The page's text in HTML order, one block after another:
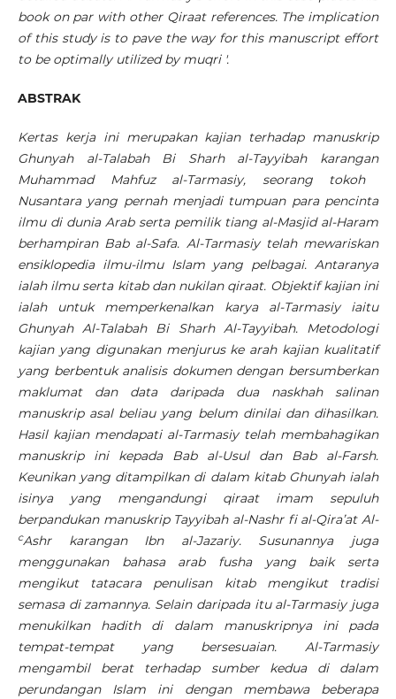
book on par with other Qiraat references. The implication
of this study is to pave the way for this manuscript effort
to be optimally utilized by muqri '.
ABSTRAK
Kertas kerja ini merupakan kajian terhadap manuskrip
Ghunyah al-Talabah Bi Sharh al-Tayyibah karangan
Muhammad Mahfuz al-Tarmasiy, seorang tokoh
Nusantara yang pernah menjadi tumpuan para pencinta
ilmu di dunia Arab serta pemilik tiang al-Masjid al-Haram
berhampiran Bab al-Safa. Al-Tarmasiy telah mewariskan
ensiklopedia ilmu-ilmu Islam yang pelbagai. Antaranya
ialah ilmu serta kitab dan nukilan qiraat. Objektif kajian ini
ialah untuk memperkenalkan karya al-Tarmasiy iaitu
Ghunyah Al-Talabah Bi Sharh Al-Tayyibah. Metodologi
kajian yang digunakan menjurus ke arah kajian kualitatif
yang berbentuk analisis dokumen dengan bersumberkan
maklumat dan data daripada dua naskhah salinan
manuskrip asal beliau yang belum dinilai dan dihasilkan.
Hasil kajian mendapati al-Tarmasiy telah membahagikan
manuskrip ini kepada Bab al-Usul dan Bab al-Farsh.
Keunikan yang ditampilkan di dalam kitab Ghunyah ialah
isinya yang mengandungi qiraat imam sepuluh
berpandukan manuskrip Tayyibah al-Nashr fi al-Qira’at Al-
cAshr karangan Ibn al-Jazariy. Susunannya juga
menggunakan bahasa arab fusha yang baik serta
mengikut tatacara penulisan kitab mengikut tradisi
semasa di zamannya. Selain daripada itu al-Tarmasiy juga
menukilkan hadith di dalam manuskripnya ini pada
tempat-tempat yang bersesuaian.Al-Tarmasiy
mengambil berat terhadap sumber kedua di dalam
perundangan Islam ini dengan membawa beberapa